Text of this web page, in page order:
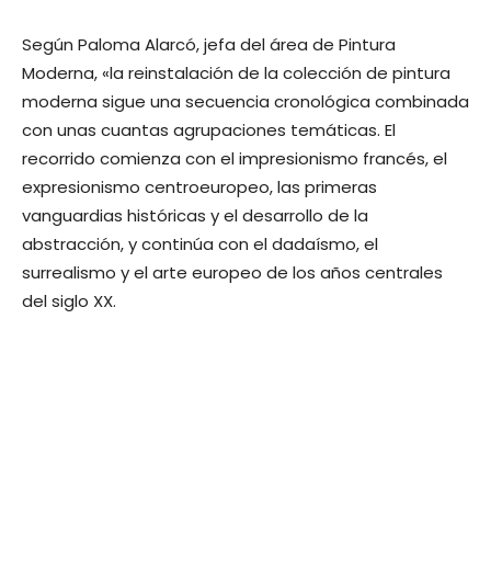
Según Paloma Alarcó, jefa del área de Pintura
Moderna, «la reinstalación de la colección de pintura
moderna sigue una secuencia cronológica combinada
con unas cuantas agrupaciones temáticas. El
recorrido comienza con el impresionismo francés, el
expresionismo centroeuropeo, las primeras
vanguardias históricas y el desarrollo de la
abstracción, y continúa con el dadaísmo, el
surrealismo y el arte europeo de los años centrales
del siglo XX.